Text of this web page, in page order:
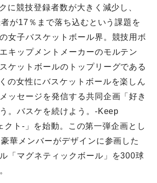
に競技登録者数が大きく減少し、
が17％まで落ち込むという課題を
女子バスケットボール界。競技用ボ
キップメントメーカーのモルテン
ケットボールのトップリーグである
の女性にバスケットボールを楽しん
ッセージを発信する共同企画「好き
。バスケを続けよう。-Keep
クト-」を始動。この第一弾企画とし
華メンバーがデザインに参画した
「マグネティックボール」を300球